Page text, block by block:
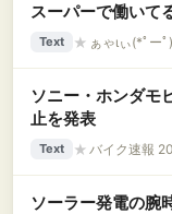
スーパーで働いて
Text ★ ぁゃιぃ(*ﾟ
ソニー・ホンダモ
止を発表
Text ★ バイク速報
ソーラー発電の腕